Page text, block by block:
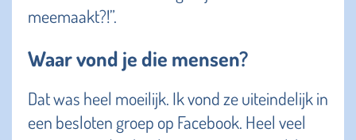
meemaakt?!”.
Waar vond je die mensen?
Dat was heel moeilijk. Ik vond ze uiteindelijk in
een besloten groep op Facebook. Heel veel